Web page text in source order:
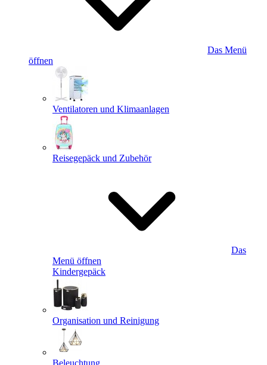
Das Menü
öffnen
Ventilatoren und Klimaanlagen
Reisegepäck und Zubehör
Das
Menü öffnen
Kindergepäck
Organisation und Reinigung
Beleuchtung